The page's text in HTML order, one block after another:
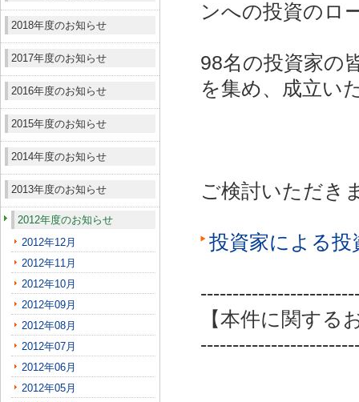
2018年度のお知らせ
2017年度のお知らせ
2016年度のお知らせ
2015年度のお知らせ
2014年度のお知らせ
2013年度のお知らせ
2012年度のお知らせ
2012年12月
2012年11月
2012年10月
2012年09月
2012年08月
2012年07月
2012年06月
2012年05月
ンへの投資のロ
98名の投資家の
を集め、成立い
ご検討いただき
投資家による
【本件に関する